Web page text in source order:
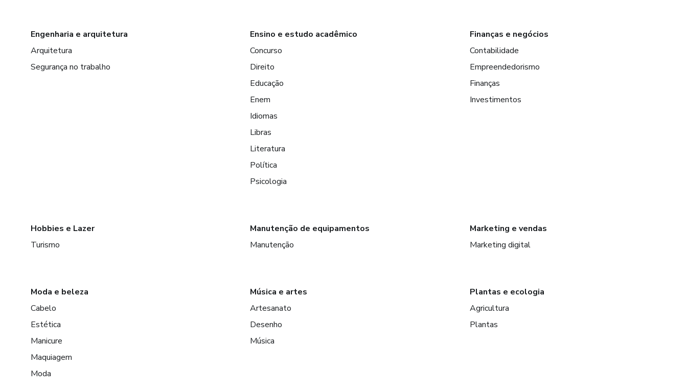
Engenharia e arquitetura
Arquitetura
Segurança no trabalho
Ensino e estudo acadêmico
Concurso
Direito
Educação
Enem
Idiomas
Libras
Literatura
Política
Psicologia
Finanças e negócios
Contabilidade
Empreendedorismo
Finanças
Investimentos
Hobbies e Lazer
Turismo
Manutenção de equipamentos
Manutenção
Marketing e vendas
Marketing digital
Moda e beleza
Cabelo
Estética
Manicure
Maquiagem
Moda
Música e artes
Artesanato
Desenho
Música
Plantas e ecologia
Agricultura
Plantas